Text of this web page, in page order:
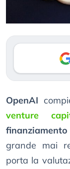
OpenAI
venture
grande mai
porta la